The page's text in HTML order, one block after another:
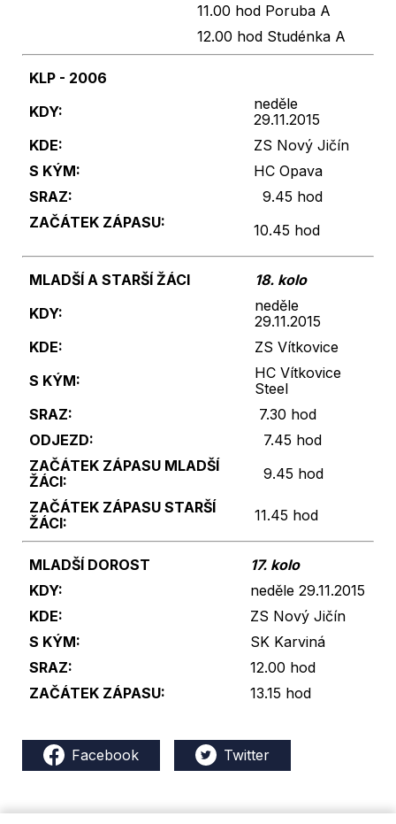
11.00 hod Poruba A
12.00 hod Studénka A
KLP - 2006
KDY:
neděle
29.11.2015
KDE:
ZS Nový Jičín
S KÝM:
HC Opava
SRAZ:
9.45 hod
ZAČÁTEK ZÁPASU:
10.45 hod
MLADŠÍ A STARŠÍ ŽÁCI
18. kolo
KDY:
neděle
29.11.2015
KDE:
ZS Vítkovice
S KÝM:
HC Vítkovice
Steel
SRAZ:
7.30 hod
ODJEZD:
7.45 hod
ZAČÁTEK ZÁPASU MLADŠÍ
ŽÁCI:
9.45 hod
ZAČÁTEK ZÁPASU STARŠÍ
ŽÁCI:
11.45 hod
MLADŠÍ DOROST
17. kolo
KDY:
neděle 29.11.2015
KDE:
ZS Nový Jičín
S KÝM:
SK Karviná
SRAZ:
12.00 hod
ZAČÁTEK ZÁPASU:
13.15 hod
Facebook Twitter